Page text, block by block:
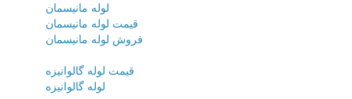
لوله مانیسمان
قیمت لوله مانیسمان
فروش لوله مانیسمان
قیمت لوله گالوانیزه
لوله گالوانیزه